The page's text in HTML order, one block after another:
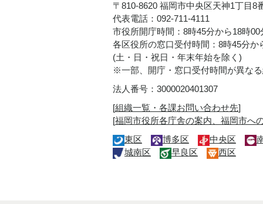
〒810-8620 福岡市中央区天神1丁目8
代表電話：092-711-4111
市役所開庁時間：8時45分から18時00
各区役所の窓口受付時間：8時45分か
(土・日・祝日・年末年始を除く)
※一部、開庁・窓口受付時間が異な
法人番号：3000020401307
[組織一覧・各課お問い合わせ先]
[福岡市役所各庁舎の案内、福岡市へ
東区
博多区 中央区
城南区
早良区 西区